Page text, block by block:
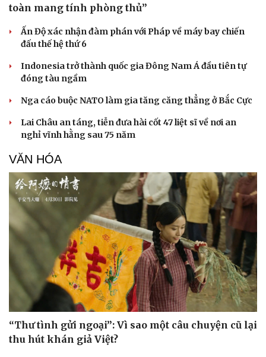
toàn mang tính phòng thủ”
Ấn Độ xác nhận đàm phán với Pháp về máy bay chiến
đấu thế hệ thứ 6
Indonesia trở thành quốc gia Đông Nam Á đầu tiên tự
đóng tàu ngầm
Nga cáo buộc NATO làm gia tăng căng thẳng ở Bắc Cực
Lai Châu an táng, tiễn đưa hài cốt 47 liệt sĩ về nơi an
nghỉ vĩnh hằng sau 75 năm
VĂN HÓA
“Thư tình gửi ngoại”: Vì sao một câu chuyện cũ lại
thu hút khán giả Việt?